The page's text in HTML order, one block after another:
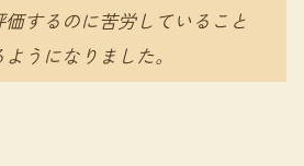
するのに苦労していること
うになりました。